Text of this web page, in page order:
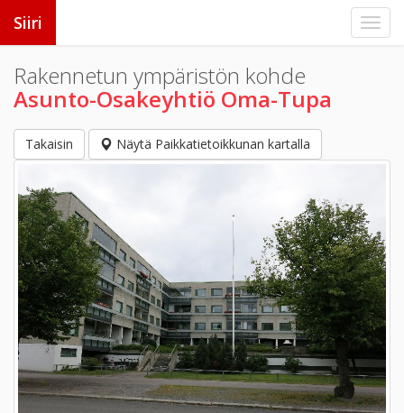
Siiri
Rakennetun ympäristön kohde
Asunto-Osakeyhtiö Oma-Tupa
Takaisin Näytä Paikkatietoikkunan kartalla